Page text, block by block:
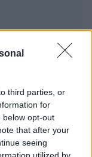
third parties, or
for
below opt-out
that after your
seeing
utilized by